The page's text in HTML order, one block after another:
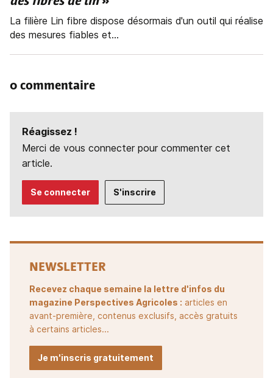
La filière Lin fibre dispose désormais d'un outil qui réalise
des mesures fiables et...
0 commentaire
Réagissez !
Merci de vous connecter pour commenter cet
article.
Se connecter S'inscrire
NEWSLETTER
Recevez chaque semaine la lettre d'infos du
magazine Perspectives Agricoles : articles en
avant-première, contenus exclusifs, accès gratuits
à certains articles...
Je m'inscris gratuitement